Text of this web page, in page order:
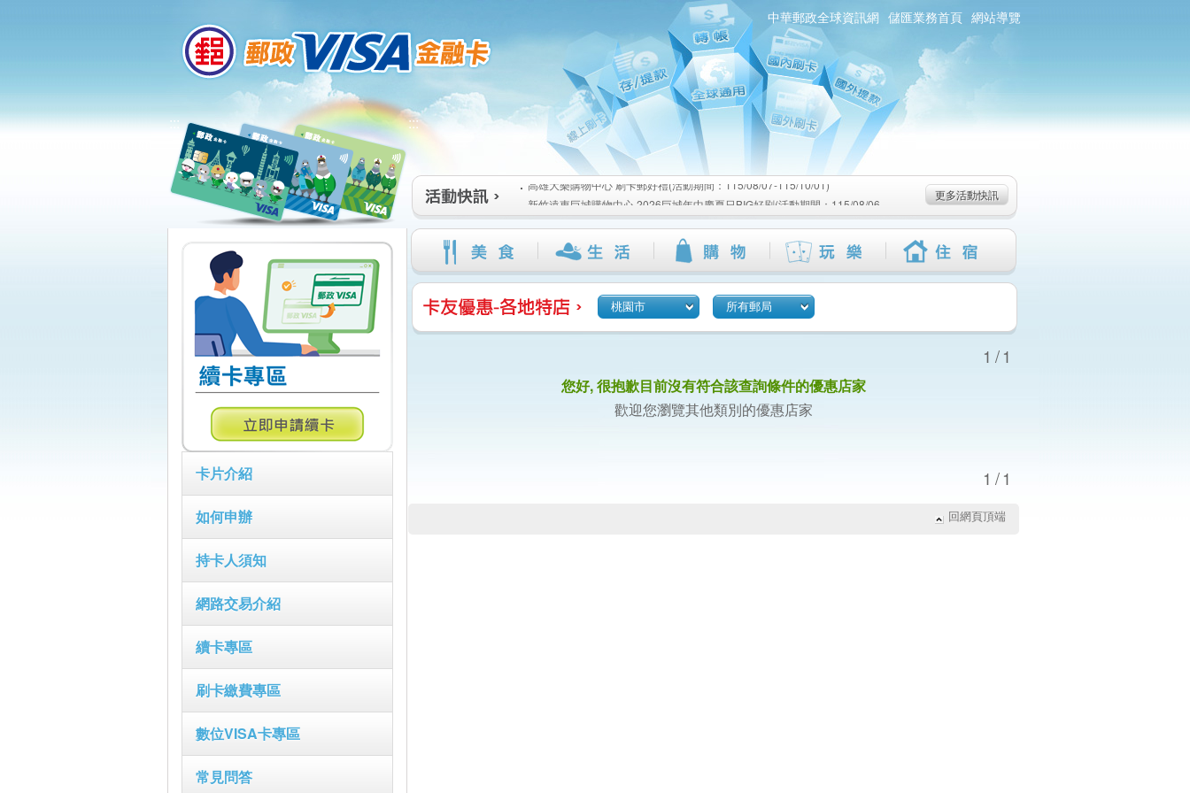
中華郵政全球資訊網 儲匯業務首頁 網站導覽
:::
卡片介紹
如何申辦
持卡人須知
網路交易介紹
續卡專區
刷卡繳費專區
數位VISA卡專區
常見問答
:::
高雄大樂購物中心 刷卡郵好禮(活動期間：115/08/07-115/10/01)
新竹遠東巨城購物中心 2026巨城年中慶夏日BIG好刷(活動期間：115/08/06-
115/08/26)
臺北三創生活 有點東西第2波 刷卡郵好禮(活動期間：115/08/06-115/09/02)
高雄大樂購物中心 刷卡郵好禮(活動期間：115/08/07-115/10/01)
新竹遠東巨城購物中心 2026巨城年中慶夏日BIG好刷(活動期間：115/08/06-
115/08/26)
臺北三創生活 有點東西第2波 刷卡郵好禮(活動期間：115/08/06-115/09/02)
更多活動快訊
桃園市 所有郵局
1/1
您好, 很抱歉目前沒有符合該查詢條件的優惠店家
歡迎您瀏覽其他類別的優惠店家
1/1
回網頁頂端